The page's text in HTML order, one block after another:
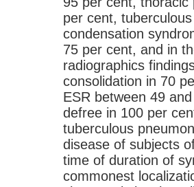
per cent,
condensation
75 per cent, and in
radiographics
consolidation in 70
ESR between 49
defree in 100 per
tuberculous
disease of subjects
time of duration of
commonest